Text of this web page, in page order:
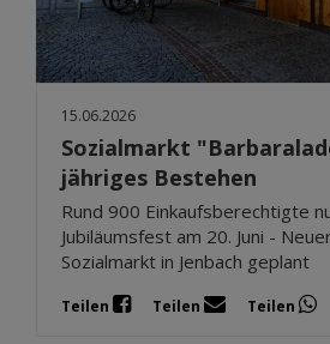
15.06.2026
Sozialmarkt
jähriges Bestehen
Rund 900 Einkaufsberechtigte
Jubiläumsfest am 20. Juni -
Sozialmarkt in Jenbach geplant
Teilen Teilen Teilen